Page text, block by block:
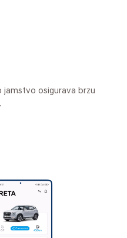
jamstvo osigurava brzu